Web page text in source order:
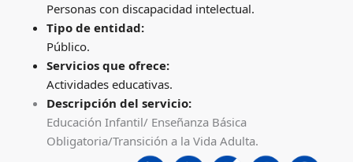
Personas con discapacidad intelectual.
Tipo de entidad:
Público.
Servicios que ofrece:
Actividades educativas.
Descripción del servicio:
Educación Infantil/ Enseñanza Básica
Obligatoria/Transición a la Vida Adulta.